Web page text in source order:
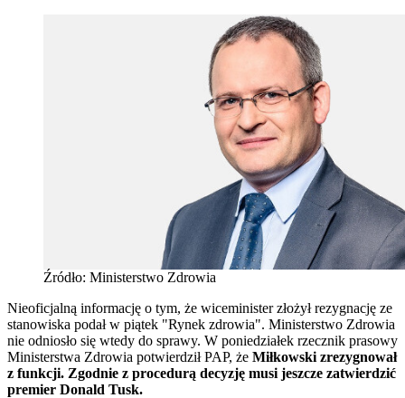
Źródło: Ministerstwo Zdrowia
Nieoficjalną informację o tym, że wiceminister złożył rezygnację ze
stanowiska podał w piątek "Rynek zdrowia". Ministerstwo Zdrowia
nie odniosło się wtedy do sprawy. W poniedziałek rzecznik prasowy
Ministerstwa Zdrowia potwierdził PAP, że Miłkowski zrezygnował
z funkcji. Zgodnie z procedurą decyzję musi jeszcze zatwierdzić
premier Donald Tusk.